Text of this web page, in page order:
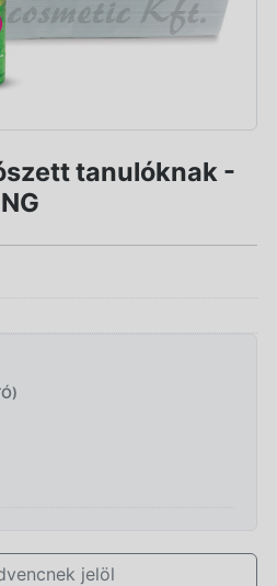
tanulóknak -
jelöl